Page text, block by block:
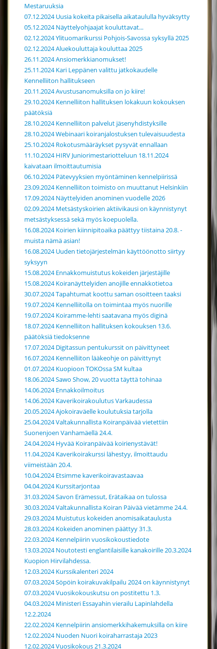
Mestaruuksia
07.12.2024 Uusia kokeita pikaisella aikataululla hyväksytty
05.12.2024 Näyttelyohjaajat kouluttavat...
02.12.2024 Ylituomarikurssi Pohjois-Savossa syksyllä 2025
02.12.2024 Aluekouluttaja kouluttaa 2025
26.11.2024 Ansiomerkkianomukset!
25.11.2024 Kari Leppänen valittu jatkokaudelle
Kennelliiton hallitukseen
20.11.2024 Avustusanomuksilla on jo kiire!
29.10.2024 Kennelliiton hallituksen lokakuun kokouksen
päätöksiä
28.10.2024 Kennelliiton palvelut jäsenyhdistyksille
28.10.2024 Webinaari koiranjalostuksen tulevaisuudesta
25.10.2024 Rokotusmääräykset pysyvät ennallaan
11.10.2024 HIRV Juniorimestariotteluun 18.11.2024
kaivataan ilmoittautumisia
06.10.2024 Pätevyyksien myöntäminen kennelpiirissä
23.09.2024 Kennelliiton toimisto on muuttanut Helsinkiin
17.09.2024 Näyttelyiden anominen vuodelle 2026
02.09.2024 Metsästyskoirien aktiivikausi on käynnistynyt
metsästyksessä sekä myös koepuolella.
16.08.2024 Koirien kiinnipitoaika päättyy tiistaina 20.8. -
muista nämä asian!
16.08.2024 Uuden tietojärjestelmän käyttöönotto siirtyy
syksyyn
15.08.2024 Ennakkomuistutus kokeiden järjestäjille
15.08.2024 Koiranäyttelyiden anojille ennakkotietoa
30.07.2024 Tapahtumat koottu saman osoitteen taaksi
19.07.2024 Kennelliitolla on toimintaa myös nuorille
19.07.2024 Koiramme-lehti saatavana myös diginä
18.07.2024 Kennelliiton hallituksen kokouksen 13.6.
päätöksiä tiedoksenne
17.07.2024 Digitassun pentukurssit on päivittyneet
16.07.2024 Kennelliiton lääkeohje on päivittynyt
01.07.2024 Kuopioon TOKOssa SM kultaa
18.06.2024 Sawo Show, 20 vuotta täyttä tohinaa
14.06.2024 Ennakkoilmoitus
14.06.2024 Kaverikoirakoulutus Varkaudessa
20.05.2024 Ajokoiraväelle koulutuksia tarjolla
25.04.2024 Valtakunnallista Koiranpäivää vietettiin
Suonenjoen Vanhamäellä 24.4.
24.04.2024 Hyvää Koiranpäivää koirienystävät!
11.04.2024 Kaverikoirakurssi lähestyy, ilmoittaudu
viimeistään 20.4.
10.04.2024 Etsimme kaverikoiravastaavaa
04.04.2024 Kurssitarjontaa
31.03.2024 Savon Erämessut, Erätaikaa on tulossa
30.03.2024 Valtakunnallista Koiran Päivää vietämme 24.4.
29.03.2024 Muistutus kokeiden anomisaikataulusta
28.03.2024 Kokeiden anominen päättyy 31.3.
22.03.2024 Kennelpiirin vuosikokoustiedote
13.03.2024 Noutotesti englantilaisille kanakoirille 20.3.2024
Kuopion Hirvilahdessa.
12.03.2024 Kurssikalenteri 2024
07.03.2024 Söpöin koirakuvakilpailu 2024 on käynnistynyt
07.03.2024 Vuosikokouskutsu on postitettu 1.3.
04.03.2024 Ministeri Essayahin vierailu Lapinlahdella
12.2.2024
22.02.2024 Kennelpiirin ansiomerkkihakemuksilla on kiire
12.02.2024 Nuoden Nuori koiraharrastaja 2023
12.02.2024 Vuosikokous 21.3.2024